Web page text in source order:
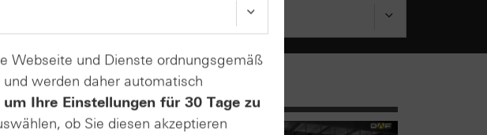
Webseite und Dienste ordnungsgemäß
werden daher automatisch
Ihre Einstellungen für 30 Tage zu
ob Sie diesen akzeptieren